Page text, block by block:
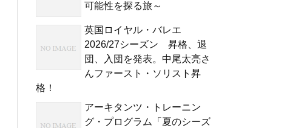
可能性を探る旅～
英国ロイヤル・バレエ
2026/27シーズン 昇格、退
団、入団を発表。中尾太亮さ
んファースト・ソリスト昇
格！
アーキタンツ・トレーニン
グ・プログラム「夏のシーズ